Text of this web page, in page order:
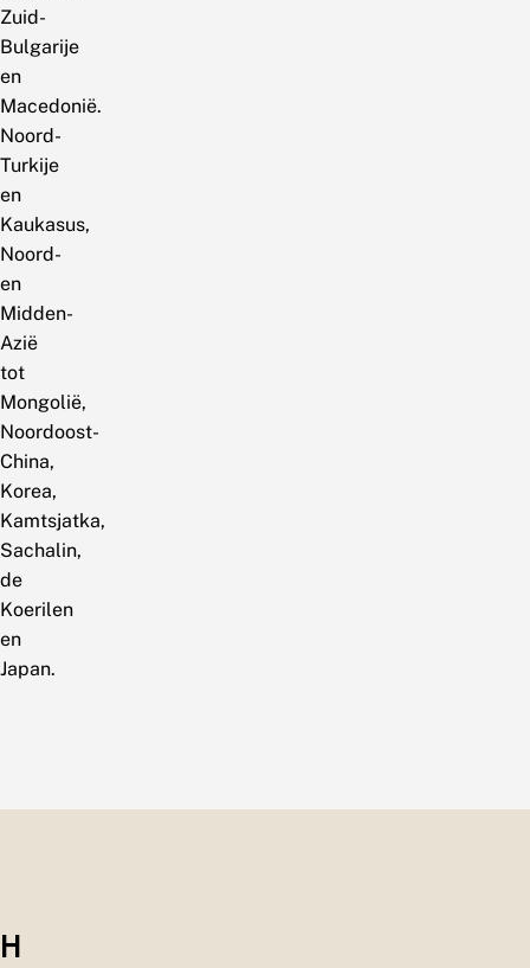
Zuid-
Bulgarije
en
Macedonië.
Noord-
Turkije
en
Kaukasus,
Noord-
en
Midden-
Azië
tot
Mongolië,
Noordoost-
China,
Korea,
Kamtsjatka,
Sachalin,
de
Koerilen
en
Japan.
H